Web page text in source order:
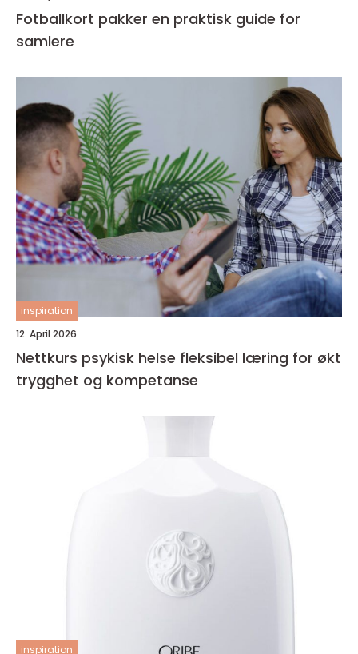
Fotballkort pakker en praktisk guide for
samlere
inspiration
12. April 2026
Nettkurs psykisk helse fleksibel læring for økt
trygghet og kompetanse
inspiration